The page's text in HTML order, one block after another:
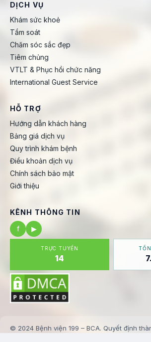
DỊCH VỤ
Khám sức khoẻ
Tầm soát
Chăm sóc sắc đẹp
Tiêm chủng
VTLT & Phục hồi chức năng
International Guest Service
HỖ TRỢ
Hướng dẫn khách hàng
Bảng giá dịch vụ
Quy trình khám bệnh
Điều khoản dịch vụ
Chính sách bảo mật
Giới thiệu
KÊNH THÔNG TIN
f
▶
TRỰC TUYẾN
14
© 2024 Bệnh viện 199 – BCA. Quyết định